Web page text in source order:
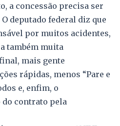
a concessão precisa ser
deputado federal diz que
por muitos acidentes,
também muita
mais gente
rápidas, menos “Pare e
e, enfim, o
contrato pela